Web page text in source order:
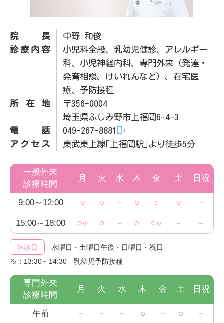
院長
中野 和俊
診療内容
小児科全般、乳幼児健診、アレルギー
科、小児神経内科、専門外来（発達・
発育相談、けいれんなど）、在宅医
療、予防接種
所在地
〒356-0004
埼玉県ふじみ野市上福岡6-4-3
電話
049-267-8881
アクセス
東武東上線｢上福岡駅｣より徒歩5分